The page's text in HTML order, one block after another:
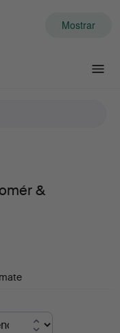
Mostrar
&